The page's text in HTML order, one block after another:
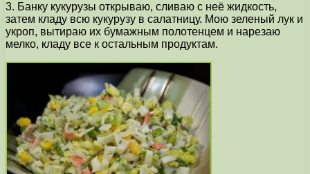
3. Банку кукурузы открываю, сливаю с неё жидкость,
затем кладу всю кукурузу в салатницу. Мою зеленый лук и
укроп, вытираю их бумажным полотенцем и нарезаю
мелко, кладу все к остальным продуктам.